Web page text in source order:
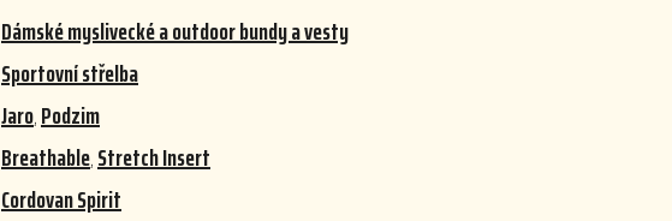
Dámské myslivecké a outdoor bundy a vesty
Sportovní střelba
Jaro,Podzim
Breathable,Stretch Insert
Cordovan Spirit